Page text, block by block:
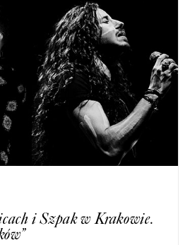
i Szpak w Krakowie.